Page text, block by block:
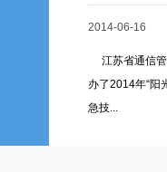
2014-06-16
江苏省通信管
办了2014年“阳
急技...